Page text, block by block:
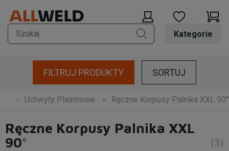
Kategorie
FILTRUJ PRODUKTY SORTUJ
Uchwyty Plazmowe Ręczne Korpusy Palnika XXL 90°
Ręczne Korpusy Palnika XXL
90°
(3)